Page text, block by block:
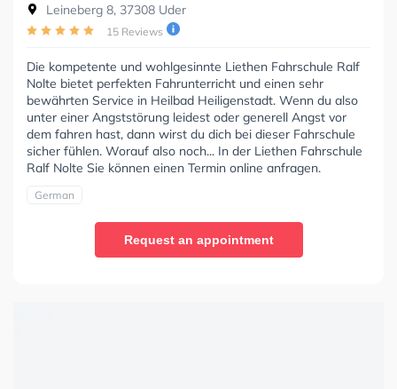
Leineberg 8, 37308 Uder
15 Reviews
Die kompetente und wohlgesinnte Liethen Fahrschule Ralf
Nolte bietet perfekten Fahrunterricht und einen sehr
bewährten Service in Heilbad Heiligenstadt. Wenn du also
unter einer Angststörung leidest oder generell Angst vor
dem fahren hast, dann wirst du dich bei dieser Fahrschule
sicher fühlen. Worauf also noch... In der Liethen Fahrschule
Ralf Nolte Sie können einen Termin online anfragen.
German
Request an appointment